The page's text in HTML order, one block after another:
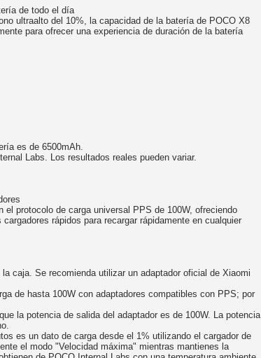
de todo el día
ultraalto del 10%, la capacidad de la batería de POCO X8
para ofrecer una experiencia de duración de la batería
es de 6500mAh.
Labs. Los resultados reales pueden variar.
el protocolo de carga universal PPS de 100W, ofreciendo
rápidos para recargar rápidamente en cualquier
caja. Se recomienda utilizar un adaptador oficial de Xiaomi
de hasta 100W con adaptadores compatibles con PPS; por
la potencia de salida del adaptador es de 100W. La potencia
es un dato de carga desde el 1% utilizando el cargador de
el modo "Velocidad máxima" mientras mantienes la